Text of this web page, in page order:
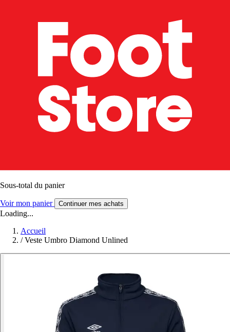
Sous-total du panier
Voir mon panier Continuer mes achats
Loading...
Accueil
/ Veste Umbro Diamond Unlined